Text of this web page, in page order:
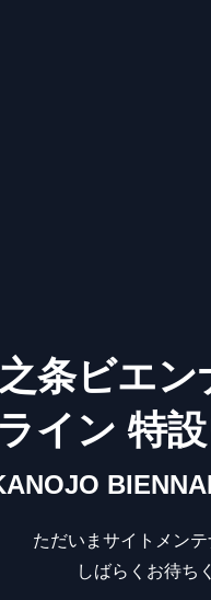
条ビエン
イン 特
ただいまサイトメンテ
しばらくお待ち